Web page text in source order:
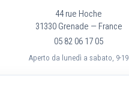
44 rue Hoche
31330 Grenade — France
05 82 06 17 05
Aperto da lunedì a sabato, 9-19